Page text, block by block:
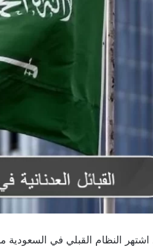
اشتهر النظام القبلي في السعودية